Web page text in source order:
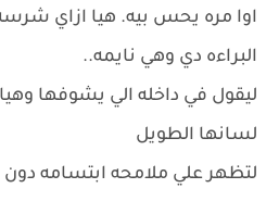
اوا مره يحس بيه. هيا ازاي
البراءه دي وهي نايمه..
ليقول في داخله الي يشوفها
لسانها الطويل
لتظهر علي ملامحه ابتسامه